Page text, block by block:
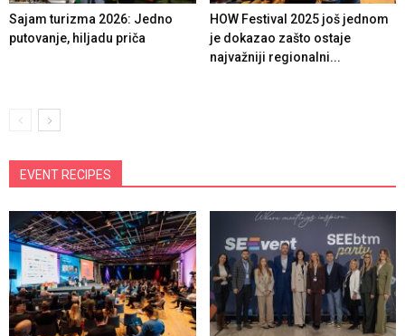
Sajam turizma 2026: Jedno
putovanje, hiljadu priča
HOW Festival 2025 još jednom
je dokazao zašto ostaje
najvažniji regionalni...
EVENT RECIPES